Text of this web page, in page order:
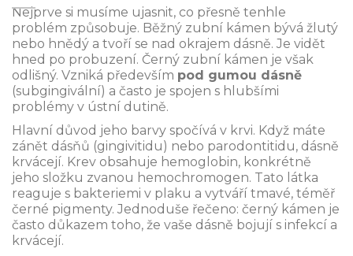
Nejprve si musíme ujasnit, co přesně tenhle
problém způsobuje. Běžný zubní kámen bývá žlutý
nebo hnědý a tvoří se nad okrajem dásně. Je vidět
hned po probuzení. Černý zubní kámen je však
odlišný. Vzniká především pod gumou dásně
(subgingivální) a často je spojen s hlubšími
problémy v ústní dutině.
Hlavní důvod jeho barvy spočívá v krvi. Když máte
zánět dásňů (gingivitidu) nebo parodontitidu, dásně
krvácejí. Krev obsahuje hemoglobin, konkrétně
jeho složku zvanou hemochromogen. Tato látka
reaguje s bakteriemi v plaku a vytváří tmavé, téměř
černé pigmenty. Jednoduše řečeno: černý kámen je
často důkazem toho, že vaše dásně bojují s infekcí a
krvácejí.